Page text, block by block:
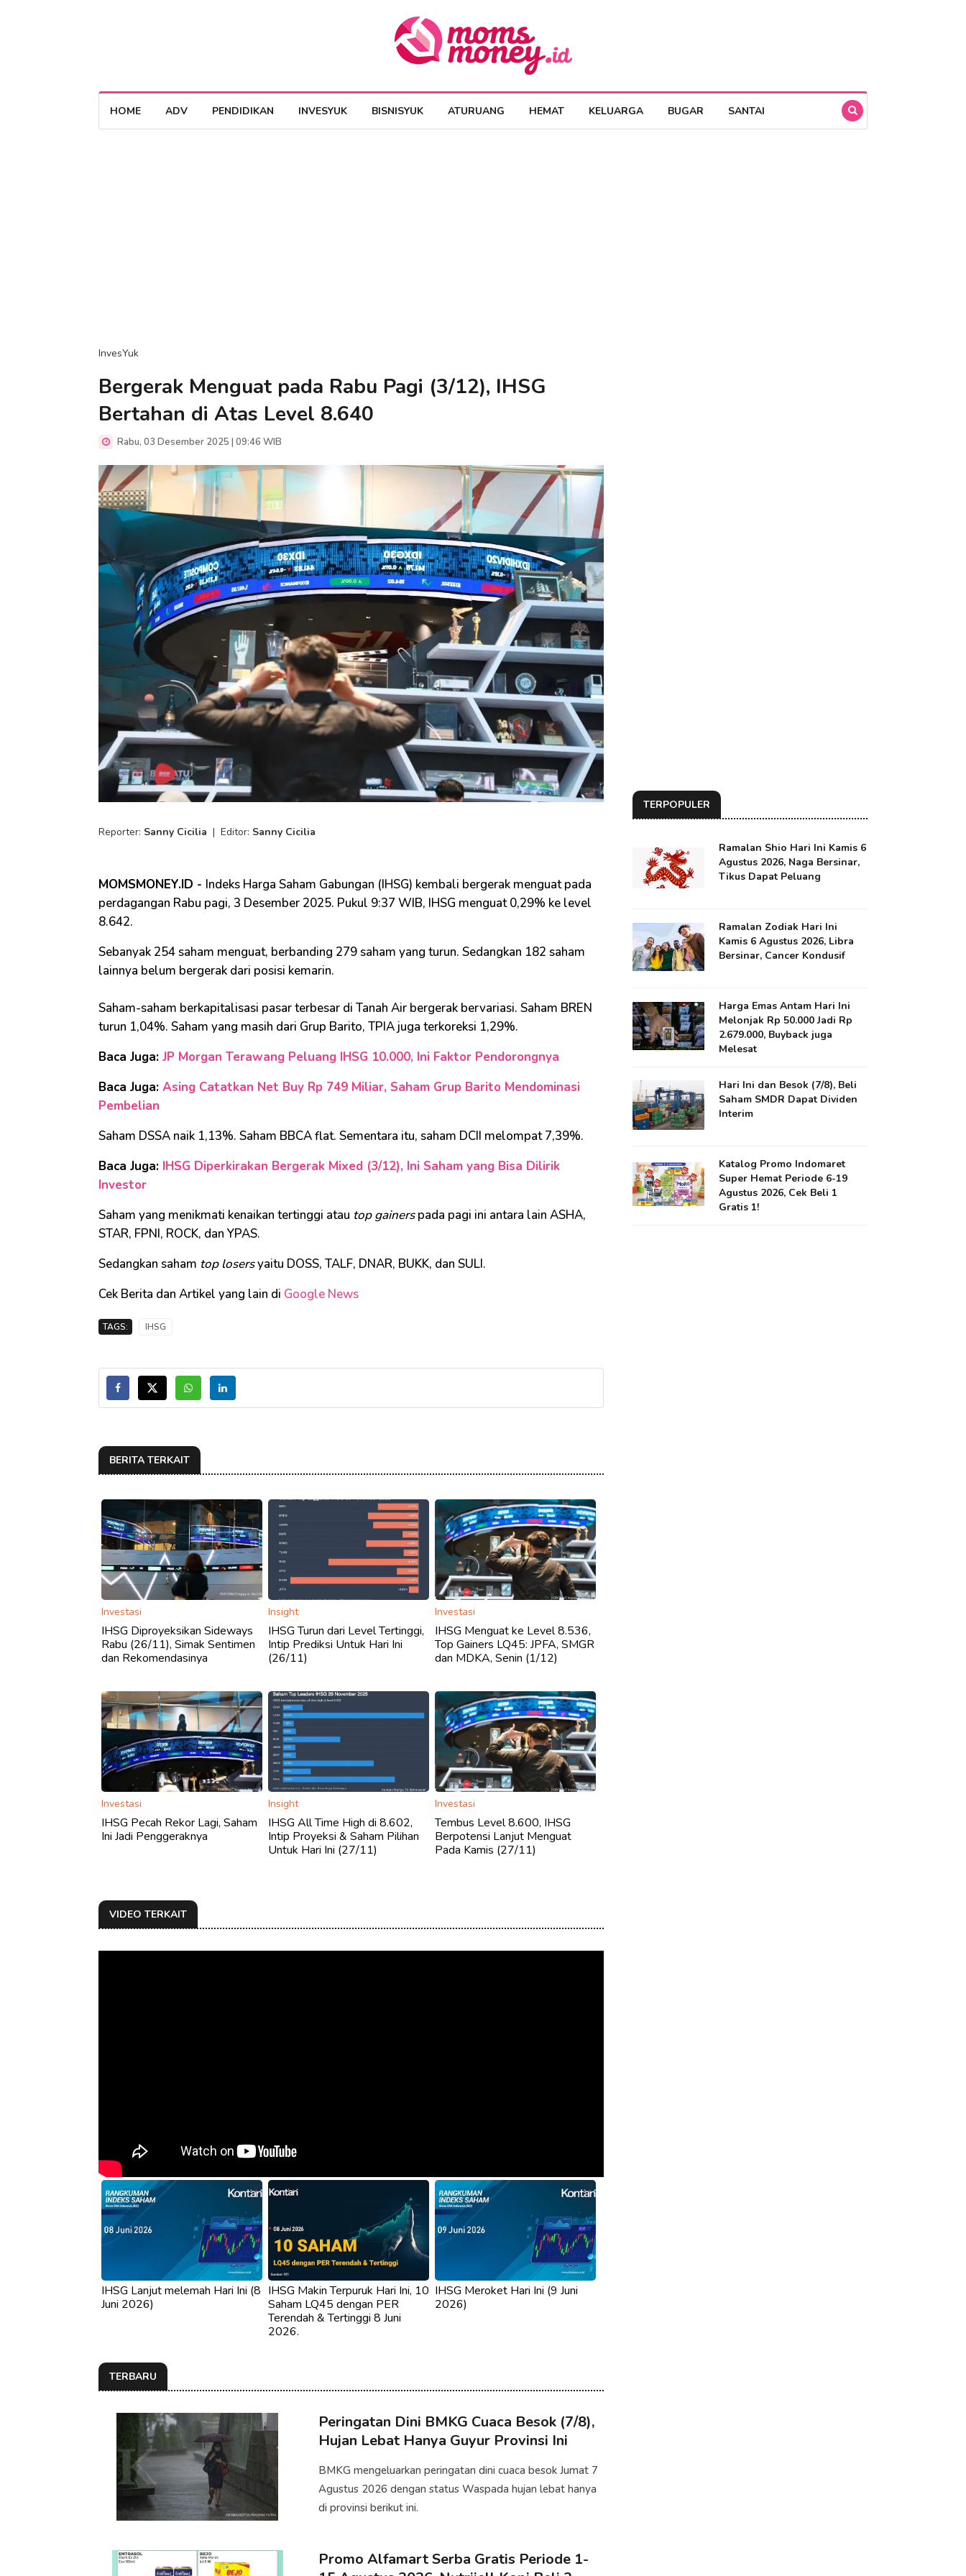
HOME ADV PENDIDIKAN INVESYUK BISNISYUK ATURUANG HEMAT KELUARGA BUGAR SANTAI
InvesYuk
Bergerak Menguat pada Rabu Pagi (3/12), IHSG
Bertahan di Atas Level 8.640
Rabu, 03 Desember 2025 | 09:46 WIB
Reporter: Sanny Cicilia | Editor: Sanny Cicilia
MOMSMONEY.ID - Indeks Harga Saham Gabungan (IHSG) kembali bergerak menguat pada
perdagangan Rabu pagi, 3 Desember 2025. Pukul 9:37 WIB, IHSG menguat 0,29% ke level
8.642.
Sebanyak 254 saham menguat, berbanding 279 saham yang turun. Sedangkan 182 saham
lainnya belum bergerak dari posisi kemarin.
Saham-saham berkapitalisasi pasar terbesar di Tanah Air bergerak bervariasi. Saham BREN
turun 1,04%. Saham yang masih dari Grup Barito, TPIA juga terkoreksi 1,29%.
Baca Juga: JP Morgan Terawang Peluang IHSG 10.000, Ini Faktor Pendorongnya
Baca Juga: Asing Catatkan Net Buy Rp 749 Miliar, Saham Grup Barito Mendominasi
Pembelian
Saham DSSA naik 1,13%. Saham BBCA flat. Sementara itu, saham DCII melompat 7,39%.
Baca Juga: IHSG Diperkirakan Bergerak Mixed (3/12), Ini Saham yang Bisa Dilirik
Investor
Saham yang menikmati kenaikan tertinggi atau top gainerspada pagi ini antara lain ASHA,
STAR, FPNI, ROCK, dan YPAS.
Sedangkan saham top losersyaitu DOSS, TALF, DNAR, BUKK, dan SULI.
Cek Berita dan Artikel yang lain di Google News
TAGS: IHSG
BERITA TERKAIT
Investasi
IHSG Diproyeksikan Sideways
Rabu (26/11), Simak Sentimen
dan Rekomendasinya
Insight
IHSG Turun dari Level Tertinggi,
Intip Prediksi Untuk Hari Ini
(26/11)
Investasi
IHSG Menguat ke Level 8.536,
Top Gainers LQ45: JPFA, SMGR
dan MDKA, Senin (1/12)
Investasi
IHSG Pecah Rekor Lagi, Saham
Ini Jadi Penggeraknya
Insight
IHSG All Time High di 8.602,
Intip Proyeksi & Saham Pilihan
Untuk Hari Ini (27/11)
Investasi
Tembus Level 8.600, IHSG
Berpotensi Lanjut Menguat
Pada Kamis (27/11)
VIDEO TERKAIT
IHSG Lanjut melemah Hari Ini (8
Juni 2026)
IHSG Makin Terpuruk Hari Ini, 10
Saham LQ45 dengan PER
Terendah & Tertinggi 8 Juni
2026.
IHSG Meroket Hari Ini (9 Juni
2026)
TERBARU
Peringatan Dini BMKG Cuaca Besok (7/8),
Hujan Lebat Hanya Guyur Provinsi Ini
BMKG mengeluarkan peringatan dini cuaca besok Jumat 7
Agustus 2026 dengan status Waspada hujan lebat hanya
di provinsi berikut ini.
Promo Alfamart Serba Gratis Periode 1-
TERPOPULER
Ramalan Shio Hari Ini Kamis 6
Agustus 2026, Naga Bersinar,
Tikus Dapat Peluang
Ramalan Zodiak Hari Ini
Kamis 6 Agustus 2026, Libra
Bersinar, Cancer Kondusif
Harga Emas Antam Hari Ini
Melonjak Rp 50.000 Jadi Rp
2.679.000, Buyback juga
Melesat
Hari Ini dan Besok (7/8), Beli
Saham SMDR Dapat Dividen
Interim
Katalog Promo Indomaret
Super Hemat Periode 6-19
Agustus 2026, Cek Beli 1
Gratis 1!